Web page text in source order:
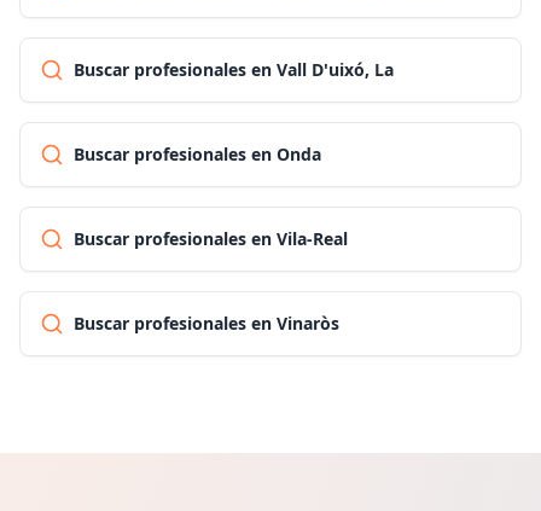
Buscar profesionales en Vall D'uixó, La
Buscar profesionales en Onda
Buscar profesionales en Vila-Real
Buscar profesionales en Vinaròs